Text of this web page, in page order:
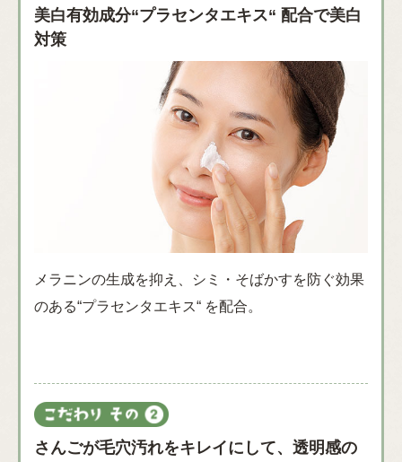
美白有効成分“プラセンタエキス“ 配合で美白
対策
メラニンの生成を抑え、シミ・そばかすを防ぐ効果
のある“プラセンタエキス“ を配合。
さんごが毛穴汚れをキレイにして、透明感の